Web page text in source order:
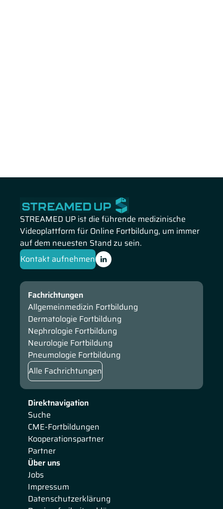
STREAMED UP ist die führende medizinische
Videoplattform für Online Fortbildung, um immer
auf dem neuesten Stand zu sein.
Kontakt aufnehmen
Direktnavigation
Suche
CME-Fortbildungen
Kooperationspartner
Partner
Über uns
Jobs
Impressum
Datenschutzerklärung
Fachrichtungen
Allgemeinmedizin Fortbildung
Dermatologie Fortbildung
Nephrologie Fortbildung
Neurologie Fortbildung
Pneumologie Fortbildung
Alle Fachrichtungen